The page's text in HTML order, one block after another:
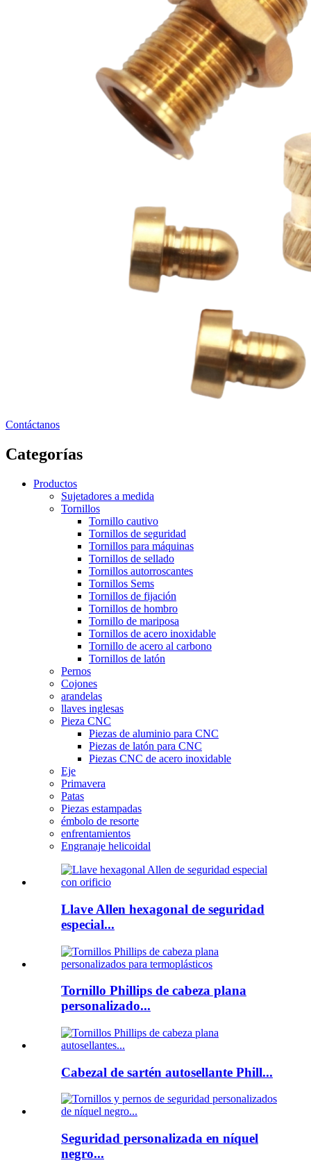
Contáctanos
Categorías
Productos
Sujetadores a medida
Tornillos
Tornillo cautivo
Tornillos de seguridad
Tornillos para máquinas
Tornillos de sellado
Tornillos autorroscantes
Tornillos Sems
Tornillos de fijación
Tornillos de hombro
Tornillo de mariposa
Tornillos de acero inoxidable
Tornillo de acero al carbono
Tornillos de latón
Pernos
Cojones
arandelas
llaves inglesas
Pieza CNC
Piezas de aluminio para CNC
Piezas de latón para CNC
Piezas CNC de acero inoxidable
Eje
Primavera
Patas
Piezas estampadas
émbolo de resorte
enfrentamientos
Engranaje helicoidal
Llave Allen hexagonal de seguridad
especial...
Tornillo Phillips de cabeza plana
personalizado...
Cabezal de sartén autosellante Phill...
Seguridad personalizada en níquel
negro...